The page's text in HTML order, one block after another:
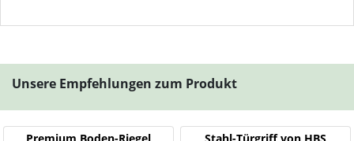
Unsere Empfehlungen zum Produkt